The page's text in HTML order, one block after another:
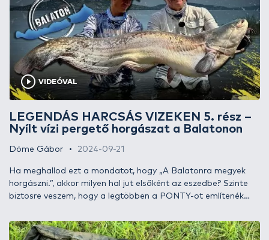
VIDEÓVAL
LEGENDÁS HARCSÁS VIZEKEN 5. rész –
Nyílt vízi pergető horgászat a Balatonon
Döme Gábor 2024-09-21
Ha meghallod ezt a mondatot, hogy „A Balatonra megyek
horgászni.”, akkor milyen hal jut elsőként az eszedbe? Szinte
biztosre veszem, hogy a legtöbben a PONTY-ot említenék